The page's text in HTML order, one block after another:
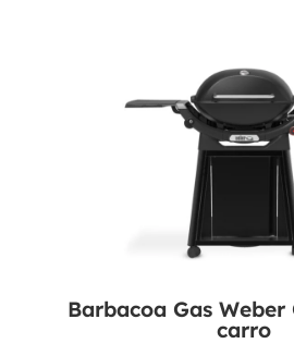
Barbacoa Gas Weber
carro